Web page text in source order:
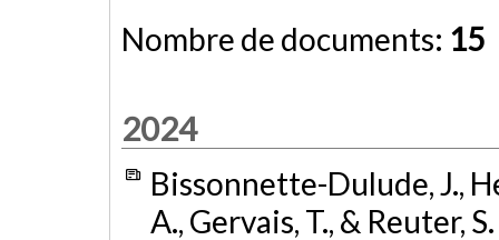
Nombre de documents: 15
2024
Bissonnette-Dulude, J.,
A., Gervais, T., & Reuter,